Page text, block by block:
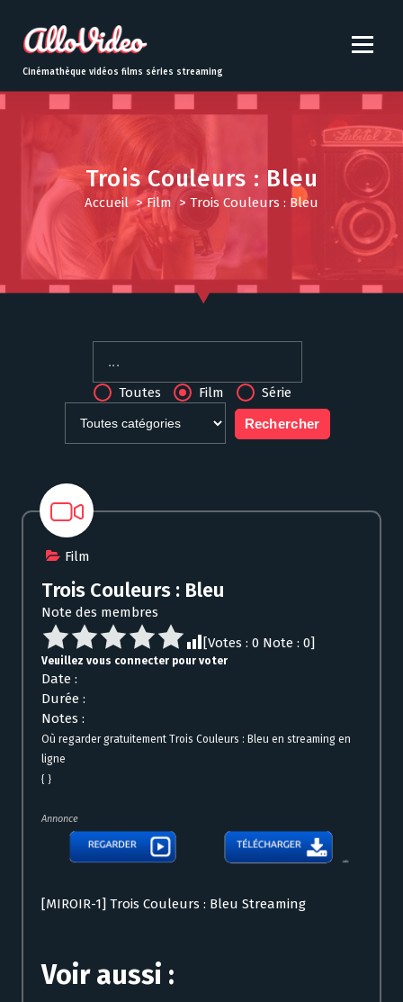
t
o
Cinémathèque vidéos films séries streaming
Trois Couleurs : Bleu
Accueil>Film > Trois Couleurs : Bleu
Toutes Film Série
Film
Trois Couleurs : Bleu
Note des membres
[Votes : 0 Note : 0]
Veuillez vous connecter pour voter
Date :
Durée :
Notes :
Où regarder gratuitement Trois Couleurs : Bleu en streaming en
ligne
{ }
Annonce
[MIROIR-1] Trois Couleurs : Bleu Streaming
Voir aussi :